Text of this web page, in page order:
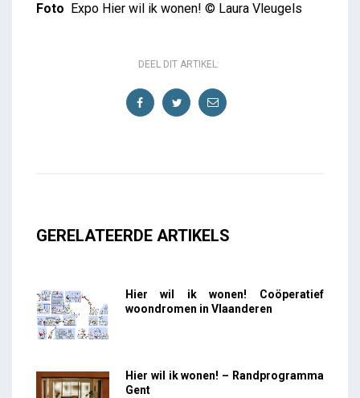
Foto Expo Hier wil ik wonen! © Laura Vleugels
DEEL DIT ARTIKEL:
GERELATEERDE ARTIKELS
Hier wil ik wonen! Coöperatief
woondromen in Vlaanderen
Hier wil ik wonen! – Randprogramma
Gent